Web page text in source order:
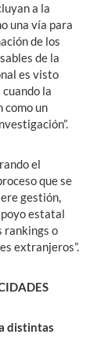
a la
una vía para
de los
de la
es visto
la
como un
el
que se
gestión,
estatal
rankings o
extranjeros”.
distintas